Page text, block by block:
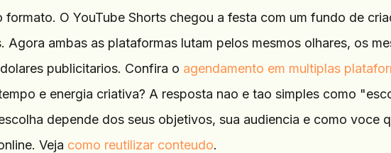
O YouTube Shorts chegou a festa com um fundo de
Agora ambas as plataformas lutam pelos mesmos olhares, os
publicitarios. Confira o agendamento em multiplas
e energia criativa? A resposta nao e tao simples como
depende dos seus objetivos, sua audiencia e como voce
Veja como reutilizar conteudo.